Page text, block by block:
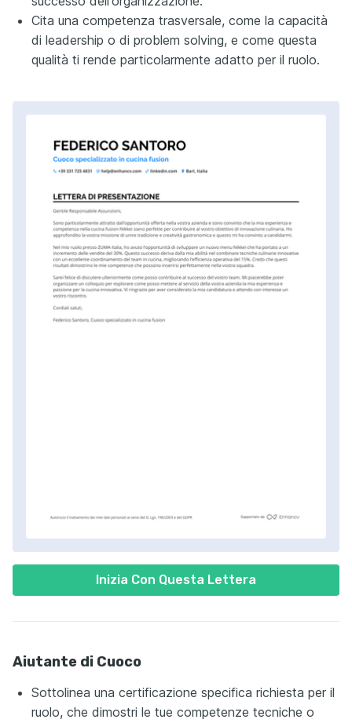
Inizia Con Questa Lettera
Cita una competenza trasversale, come la capacità
di leadership o di problem solving, e come questa
qualità ti rende particolarmente adatto per il ruolo.
Aiutante di Cuoco
Sottolinea una certificazione specifica richiesta per il
ruolo, che dimostri le tue competenze tecniche o